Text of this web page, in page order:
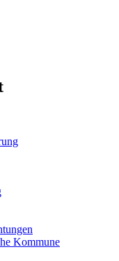
Kommune